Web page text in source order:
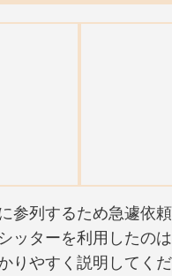
参列するため急遽依
ッターを利用したの
りやすく説明してく